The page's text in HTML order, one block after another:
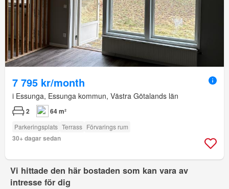
7 795 kr/month
i Essunga, Essunga kommun, Västra Götalands län
2 64 m²
Parkeringsplats Terrass Förvarings rum
30+ dagar sedan
Vi hittade den här bostaden som kan vara av
intresse för dig